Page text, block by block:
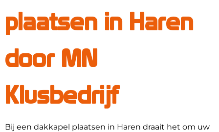
plaatsen in Haren
door MN
Klusbedrijf
Bij een dakkapel plaatsen in Haren draait het om uw